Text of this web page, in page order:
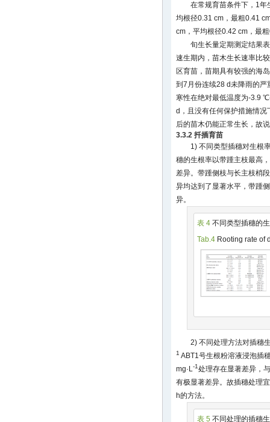
在常规育苗条件下，1年
均根径0.31 cm，最粗0.41
cm，平均根径0.42 cm，最
旬生长量定期测定结果
速生期内，苗木生长速率比
区育苗，苗期具有较强的海
到7月份连续28 d未降雨的
寒性在绝对最低温度为-3.9
d，且没有任何保护措施情
后的苗木仍能正常生长，故
3.3.2 扦插育苗
1) 不同类型插穗对生根
穗的生根率以带踵主枝最高
差异。带踵侧枝与长主枝梢
异均达到了显著水平，带踵
异。
表 4 不同类型插穗的
Tab.4 Rooting rate of
2) 不同处理方法对插穗
1 ABT1号生根粉溶液浸泡插
mg·L-1处理存在显著差异，
有极显著差异。故插穗处理
h的方法。
表 5 不同处理的插穗